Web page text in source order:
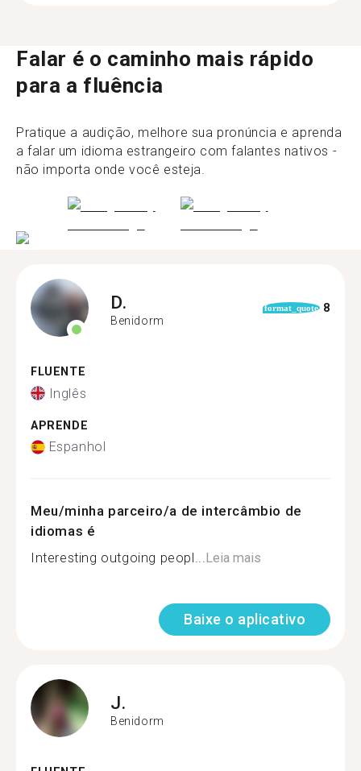
Falar é o caminho mais rápido
para a fluência
Pratique a audição, melhore sua pronúncia e aprenda
a falar um idioma estrangeiro com falantes nativos -
não importa onde você esteja.
D.
Benidorm
format_quote 8
FLUENTE
Inglês
APRENDE
Espanhol
Meu/minha parceiro/a de intercâmbio de
idiomas é
Interesting outgoing peopl...Leia mais
Baixe o aplicativo
J.
Benidorm